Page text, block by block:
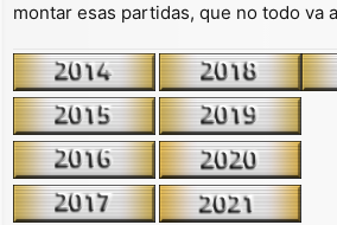
montar esas partidas, que no todo va